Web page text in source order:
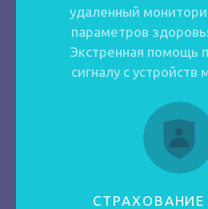
удаленный
параметров
Экстренная помощь
сигналу с устройств